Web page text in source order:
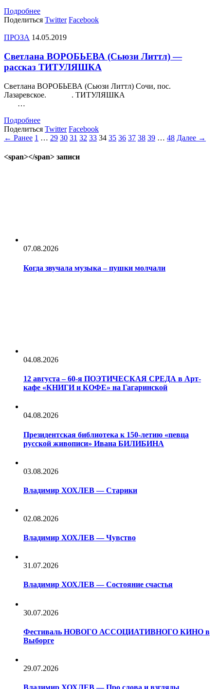
Подробнее
Поделиться Twitter Facebook
ПРОЗА 14.05.2019
Светлана ВОРОБЬЕВА (Сьюзи Литтл) —
рассказ ТИТУЛЯШКА
Светлана ВОРОБЬЕВА (Сьюзи Литтл) Сочи, пос.
Лазаревское. . ТИТУЛЯШКА
…
Подробнее
Поделиться Twitter Facebook
← Ранее 1 … 29 30 31 32 33 34 35 36 37 38 39 … 48 Далее →
<span></span> записи
07.08.2026
Когда звучала музыка – пушки молчали
04.08.2026
12 августа – 60-я ПОЭТИЧЕСКАЯ СРЕДА в Арт-
кафе «КНИГИ и КОФЕ» на Гагаринской
04.08.2026
Президентская библиотека к 150-летию «певца
русской живописи» Ивана БИЛИБИНА
03.08.2026
Владимир ХОХЛЕВ — Старики
02.08.2026
Владимир ХОХЛЕВ — Чувство
31.07.2026
Владимир ХОХЛЕВ — Состояние счастья
30.07.2026
Фестиваль НОВОГО АССОЦИАТИВНОГО КИНО в
Выборге
29.07.2026